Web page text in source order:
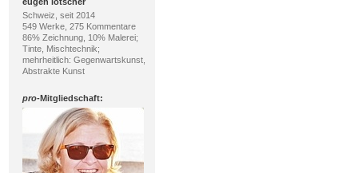
Schweiz, seit 2014
549 Werke, 275 Kommentare
86% Zeichnung, 10% Malerei;
Tinte, Mischtechnik;
mehrheitlich: Gegenwartskunst,
Abstrakte Kunst
pro-Mitgliedschaft: